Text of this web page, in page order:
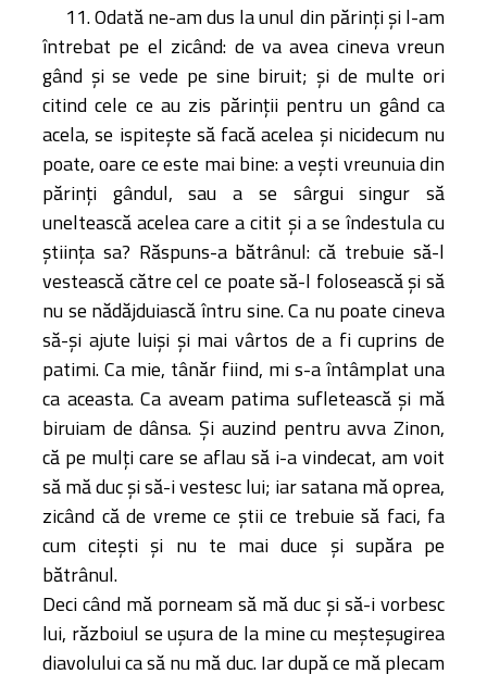
11. Odată ne-am dus la unul din părinţi şi l-am
întrebat pe el zicând: de va avea cineva vreun
gând şi se vede pe sine biruit; şi de multe ori
citind cele ce au zis părinţii pentru un gând ca
acela, se ispiteşte să facă acelea şi nicidecum nu
poate, oare ce este mai bine: a veşti vreunuia din
părinţi gândul, sau a se sârgui singur să
uneltească acelea care a citit şi a se îndestula cu
ştiinţa sa? Răspuns-a bătrânul: că trebuie să-l
vestească către cel ce poate să-l folosească şi să
nu se nădăjduiască întru sine. Ca nu poate cineva
să-şi ajute luişi şi mai vârtos de a fi cuprins de
patimi. Ca mie, tânăr fiind, mi s-a întâmplat una
ca aceasta. Ca aveam patima sufletească şi mă
biruiam de dânsa. Şi auzind pentru avva Zinon,
că pe mulţi care se aflau să i-a vindecat, am voit
să mă duc şi să-i vestesc lui; iar satana mă oprea,
zicând că de vreme ce ştii ce trebuie să faci, fa
cum citeşti şi nu te mai duce şi supăra pe
bătrânul.
Deci când mă porneam să mă duc şi să-i vorbesc
lui, războiul se uşura de la mine cu meşteşugirea
diavolului ca să nu mă duc. Iar după ce mă plecam